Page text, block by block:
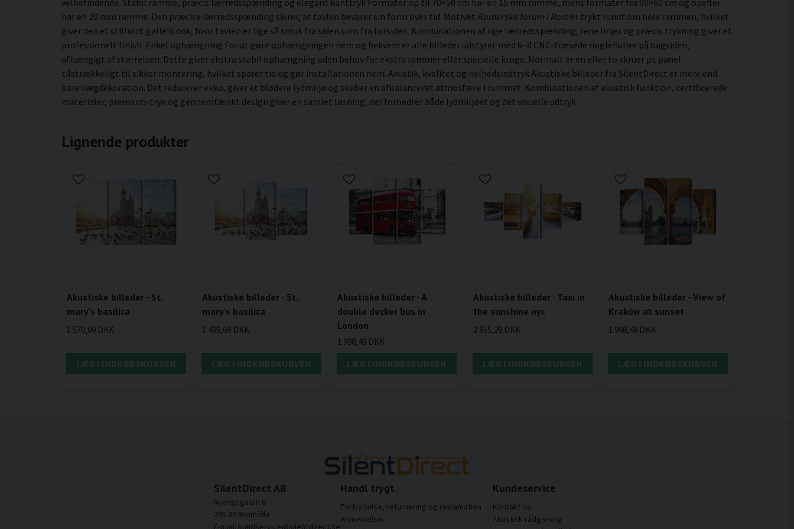
har en 20 mm ramme. Den præcise lærredsspænding sikrer, at tavlen bevarer sin form over tid. Motivet Romerske forum i Rom er trykt rundt om hele rammen, hvilket
giver den et stilfuldt gallerilook, hvor tavlen er lige så smuk fra siden som fra forsiden. Kombinationen af lige lærredsspænding, rene linjer og præcis trykning giver et
professionelt finish. Enkel ophængning For at gøre ophængningen nem og bekvem er alle billeder udstyret med 6–8 CNC-fræsede nøglehuller på bagsiden,
afhængigt af størrelsen. Dette giver ekstra stabil ophængning uden behov for ekstra rammer eller specielle kroge. Normalt er en eller to skruer pr. panel
tilstrækkeligt til sikker montering, hvilket sparer tid og gør installationen nem. Akustik, kvalitet og helhedsindtryk Akustiske billeder fra SilentDirect er mere end
bare vægdekoration. Det reducerer ekko, giver et blødere lydmiljø og skaber en afbalanceret atmosfære i rummet. Kombinationen af akustisk funktion, certificerede
materialer, premium-tryk og gennemtænkt design giver en samlet løsning, der forbedrer både lydmiljøet og det visuelle udtryk.
Lignende produkter
Akustiske billeder - St.
mary's basilica
1 570,09 DKK
LÆG I INDKØBSKURVEN
Akustiske billeder - St.
mary's basilica
1 498,69 DKK
LÆG I INDKØBSKURVEN
Akustiske billeder - A
double decker bus in
London
1 998,49 DKK
LÆG I INDKØBSKURVEN
Akustiske billeder - Taxi in
the sunshine nyc
2 855,29 DKK
LÆG I INDKØBSKURVEN
Akustiske billeder - View of
Kraków at sunset
1 998,49 DKK
LÆG I INDKØBSKURVEN
SilentDirect AB
Nyängsgatan 6
295 39 Bromölla
E-mail: kundservice@silentdirect.se
Handl trygt
Fortrydelse, returnering og reklamation
Anmeldelser
Kundeservice
Kontakt os
Akustisk rådgivning